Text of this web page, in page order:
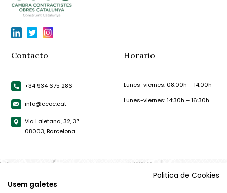
Contacto
+34 934 675 286
info@ccoc.cat
Via Laietana, 32, 3ª
08003, Barcelona
Horario
Lunes-viernes: 08:00h – 14:00h
Lunes-viernes: 14:30h – 16:30h
Politica de Cookies
Usem galetes